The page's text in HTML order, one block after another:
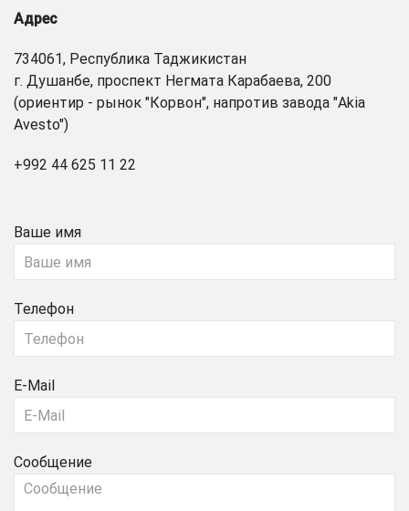
Адрес
734061, Республика Таджикистан
г. Душанбе, проспект Негмата Карабаева, 200
(ориентир - рынок "Корвон", напротив завода "Akia
Avesto")
+992 44 625 11 22
Ваше имя
Телефон
E-Mail
Сообщение